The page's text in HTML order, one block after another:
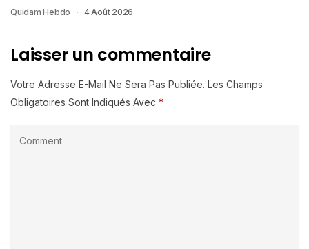
Quidam Hebdo 4 Août 2026
Laisser un commentaire
Votre Adresse E-Mail Ne Sera Pas Publiée. Les Champs
Obligatoires Sont Indiqués Avec *